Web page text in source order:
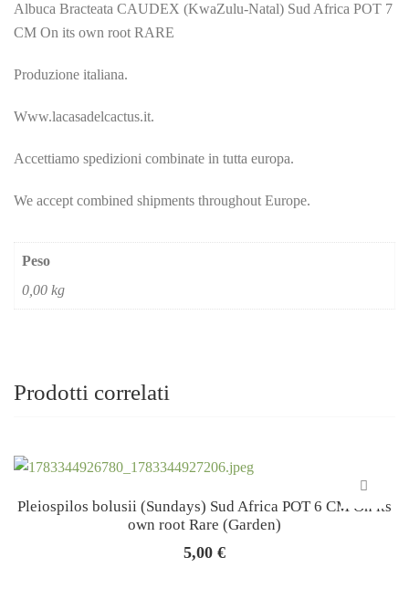
Albuca Bracteata CAUDEX (KwaZulu-Natal) Sud Africa POT 7
CM On its own root RARE
Produzione italiana.
Www.lacasadelcactus.it.
Accettiamo spedizioni combinate in tutta europa.
We accept combined shipments throughout Europe.
Peso
0,00 kg
Prodotti correlati
Pleiospilos bolusii (Sundays) Sud Africa POT 6 CM On its
own root Rare (Garden)
5,00 €